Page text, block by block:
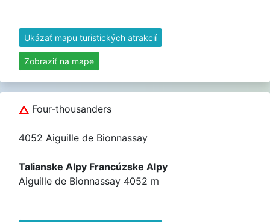
Ukázať mapu turistických atrakcií
Zobraziť na mape
Four-thousanders
4052 Aiguille de Bionnassay
Talianske Alpy Francúzske Alpy
Aiguille de Bionnassay 4052 m